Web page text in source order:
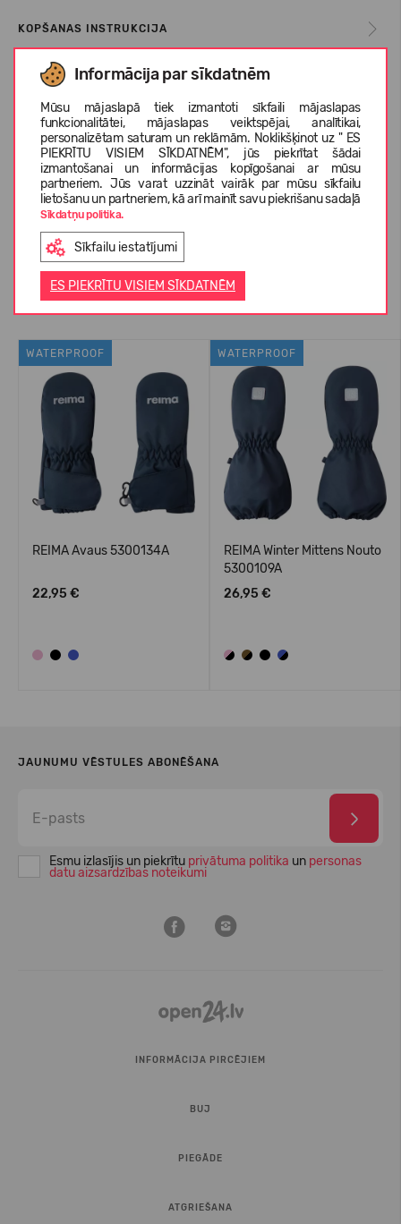
Informācija par sīkdatnēm
Mūsu mājaslapā tiek izmantoti sīkfaili mājaslapas
funkcionalitātei, mājaslapas veiktspējai, analītikai,
personalizētam saturam un reklāmām. Noklikšķinot uz " ES
PIEKRĪTU VISIEM SĪKDATNĒM", jūs piekrītat šādai
izmantošanai un informācijas kopīgošanai ar mūsu
partneriem. Jūs varat uzzināt vairāk par mūsu sīkfailu
lietošanu un partneriem, kā arī mainīt savu piekrišanu sadaļā
Sīkdatņu politika.
Sīkfailu iestatījumi
ES PIEKRĪTU VISIEM SĪKDATNĒM
KOPŠANAS INSTRUKCIJA
PAR REIMA
KLIENTU ATSAUKSMES (0)
Līdzīgas preces
WATERPROOF
REIMA Avaus 5300134A
22,95 €
WATERPROOF
REIMA Winter Mittens Nouto
5300109A
26,95 €
JAUNUMU VĒSTULES ABONĒŠANA
Esmu izlasījis un piekrītu privātuma politika un personas
datu aizsardzības noteikumi
INFORMĀCIJA PIRCĒJIEM
BUJ
PIEGĀDE
ATGRIEŠANA